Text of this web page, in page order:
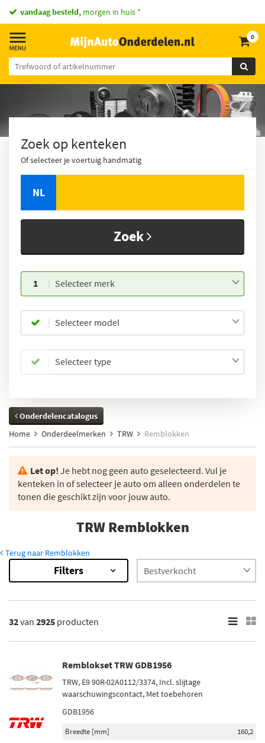
vandaag besteld, morgen in huis *
0
Zoek op kenteken
Of selecteer je voertuig handmatig
NL
Zoek
1 Selecteer merk
Selecteer model
Selecteer type
Onderdelencatalogus
Home
Onderdeelmerken TRW Remblokken
Let op! Je hebt nog geen auto geselecteerd. Vul je
kenteken in of selecteer je auto om alleen onderdelen te
tonen die geschikt zijn voor jouw auto.
TRW Remblokken
Terug naar Remblokken
Resultaten
×
Op voorraad (2373)
Niet op voorraad (552)
Filters
32van 2925 producten
Remblokset TRW GDB1956
TRW, E9 90R-02A0112/3374, Incl. slijtage
waarschuwingscontact, Met toebehoren
GDB1956
Breedte [mm]
160,2